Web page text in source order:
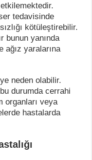
tedavisinde
kötüleştirebilir.
bunun yanında
ağız yaralarına
neden olabilir.
durumda cerrahi
organları veya
hastalarda